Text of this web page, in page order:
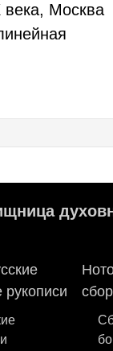
века, Москва